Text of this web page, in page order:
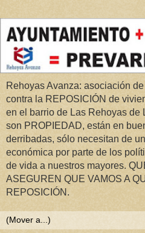
Rehoyas Avanza: asociación
contra la REPOSICIÓN de
en el barrio de Las Rehoyas de
son PROPIEDAD, están en
derribadas, sólo necesitan de
económica por parte de los
de vida a nuestros mayores.
ASEGUREN QUE VAMOS A
REPOSICIÓN.